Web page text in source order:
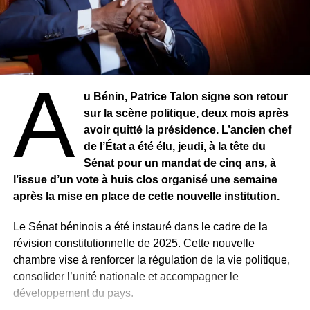
A
u Bénin, Patrice Talon signe son retour
sur la scène politique, deux mois après
avoir quitté la présidence. L’ancien chef
de l’État a été élu, jeudi, à la tête du
Sénat pour un mandat de cinq ans, à
l’issue d’un vote à huis clos organisé une semaine
après la mise en place de cette nouvelle institution.
Le Sénat béninois a été instauré dans le cadre de la
révision constitutionnelle de 2025. Cette nouvelle
chambre vise à renforcer la régulation de la vie politique,
consolider l’unité nationale et accompagner le
développement du pays.